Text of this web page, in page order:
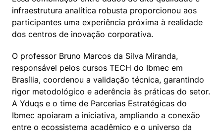
infraestrutura analítica robusta proporcionou aos
participantes uma experiência próxima à realidade
dos centros de inovação corporativa.
O professor Bruno Marcos da Silva Miranda,
responsável pelos cursos TECH do Ibmec em
Brasília, coordenou a validação técnica, garantindo
rigor metodológico e aderência às práticas do setor.
A Yduqs e o time de Parcerias Estratégicas do
Ibmec apoiaram a iniciativa, ampliando a conexão
entre o ecossistema acadêmico e o universo da